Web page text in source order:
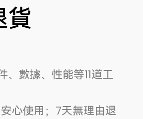
貨
、數據、性能等11道工
心使用；7天無理由退